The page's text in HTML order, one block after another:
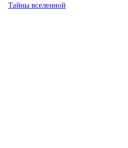
Тайны вселенной